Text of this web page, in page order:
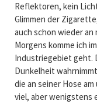
Reflektoren, kein
Glimmen der
auch schon wieder an
Morgens komme ich
Industriegebiet geht.
Dunkelheit
die an seiner Hose
viel, aber wenigstens